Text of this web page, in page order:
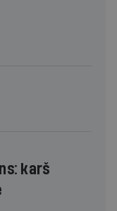
karš